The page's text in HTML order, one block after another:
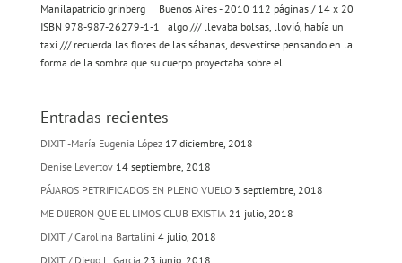
Manilapatricio grinberg Buenos Aires - 2010 112 páginas / 14 x 20
ISBN 978-987-26279-1-1 algo /// llevaba bolsas, llovió, había un
taxi /// recuerda las flores de las sábanas, desvestirse pensando en la
forma de la sombra que su cuerpo proyectaba sobre el...
Entradas recientes
DIXIT -María Eugenia López 17 diciembre, 2018
Denise Levertov 14 septiembre, 2018
PÁJAROS PETRIFICADOS EN PLENO VUELO 3 septiembre, 2018
ME DIJERON QUE EL LIMOS CLUB EXISTIA 21 julio, 2018
DIXIT / Carolina Bartalini 4 julio, 2018
DIXIT / Diego L. Garcia 23 junio, 2018